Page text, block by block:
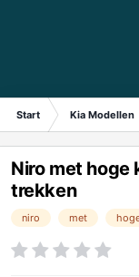
Start Kia Modellen
Niro met hoge
trekken
niro met